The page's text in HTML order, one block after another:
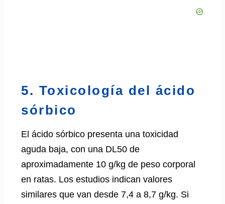
5. Toxicología del ácido
sórbico
El ácido sórbico presenta una toxicidad
aguda baja, con una DL50 de
aproximadamente 10 g/kg de peso corporal
en ratas. Los estudios indican valores
similares que van desde 7,4 a 8,7 g/kg. Si